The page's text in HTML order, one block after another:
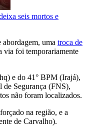
seis mortos e
abordagem, uma troca de
via foi temporariamente
e do 41° BPM (Irajá),
de Segurança (FNS),
não foram localizados.
na região, e a
de Carvalho).